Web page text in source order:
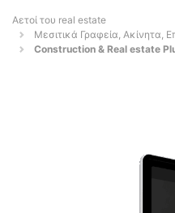
Αετοί του real estate
Μεσιτικά Γραφεία, Ακίνητα,
Construction & Real estate